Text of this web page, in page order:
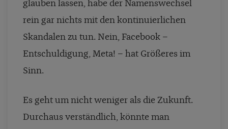
glauben lassen, habe der Namenswechsel
rein gar nichts mit den kontinuierlichen
Skandalen zu tun. Nein, Facebook –
Entschuldigung, Meta! – hat Größeres im
Sinn.
Es geht um nicht weniger als die Zukunft.
Durchaus verständlich, könnte man